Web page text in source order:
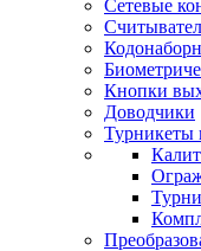
Сетевые
Кнопки
Доводчики
Турникеты